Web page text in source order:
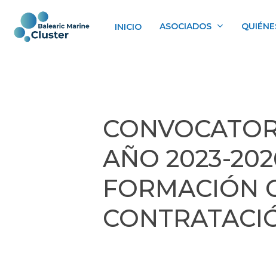
main
INICIO ASOCIADOS
AÑO 2023-
FORMACIÓN